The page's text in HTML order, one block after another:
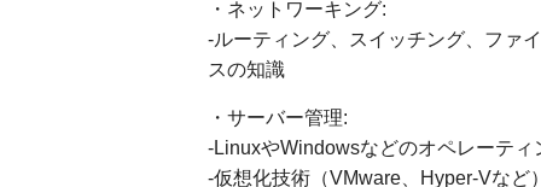
・ネットワーキング:
-ルーティング、スイッチング、ファ
スの知識
・サーバー管理:
-LinuxやWindowsなどのオペレーティ
-仮想化技術（VMware、Hyper-Vなど